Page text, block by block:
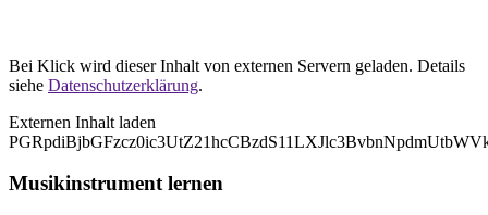
Bei Klick wird dieser Inhalt von externen Servern geladen. Details
siehe Datenschutzerklärung.
Externen Inhalt laden
Musikinstrument lernen